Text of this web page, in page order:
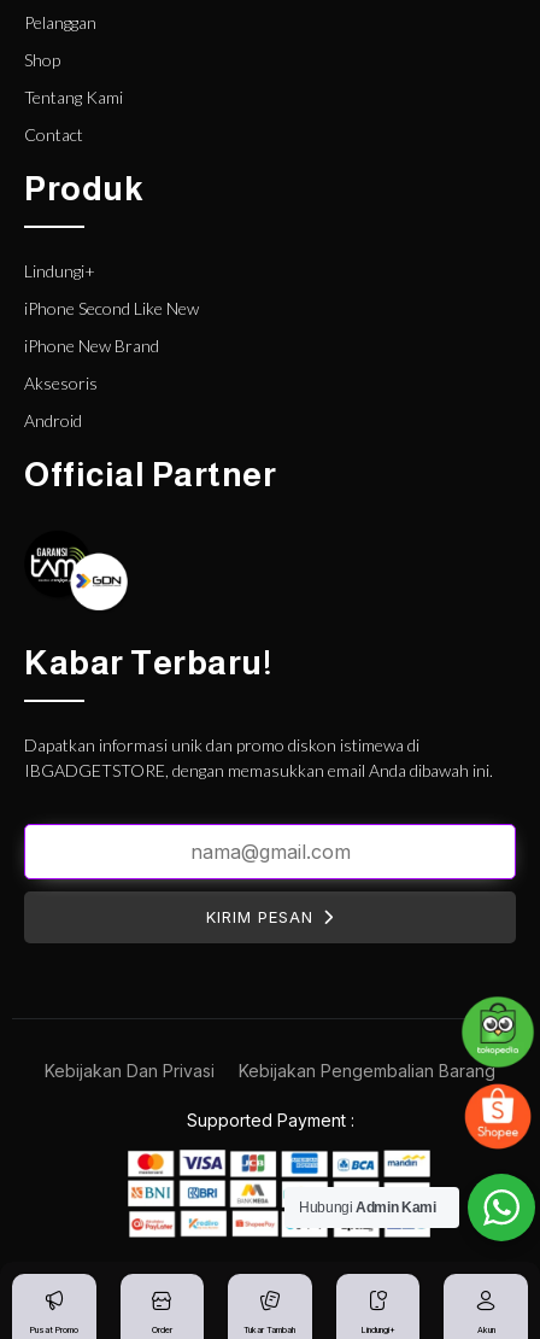
Pelanggan
Shop
Tentang Kami
Contact
Produk
Lindungi+
iPhone Second Like New
iPhone New Brand
Aksesoris
Android
Official Partner
Kabar Terbaru!
Dapatkan informasi unik dan promo diskon istimewa di
IBGADGETSTORE, dengan memasukkan email Anda dibawah ini.
KIRIM PESAN
Supported Payment :
Kebijakan Dan Privasi Kebijakan Pengembalian Barang
Pusat Promo Order Tukar Tambah Lindungi+ Akun
Hubungi Admin Kami